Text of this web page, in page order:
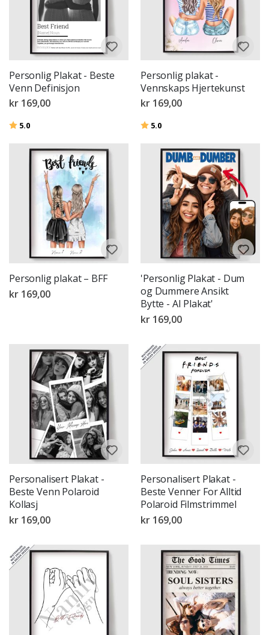
Personlig Plakat - Beste
Venn Definisjon
kr 169,00
Karakter:
5.0
Personlig plakat -
Vennskaps Hjertekunst
kr 169,00
Karakter:
5.0
Personlig plakat – BFF
kr 169,00
'Personlig Plakat - Dum
og Dummere Ansikt
Bytte - AI Plakat'
kr 169,00
Personalisert Plakat -
Beste Venn Polaroid
Kollasj
kr 169,00
Personalisert Plakat -
Beste Venner For Alltid
Polaroid Filmstrimmel
kr 169,00